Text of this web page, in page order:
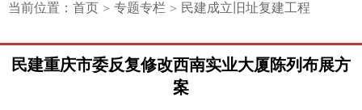
当前位置： 首页 > 专题专栏 > 民建成立旧址复建工程
民建重庆市委反复修改西南实业大厦陈列布展方
案